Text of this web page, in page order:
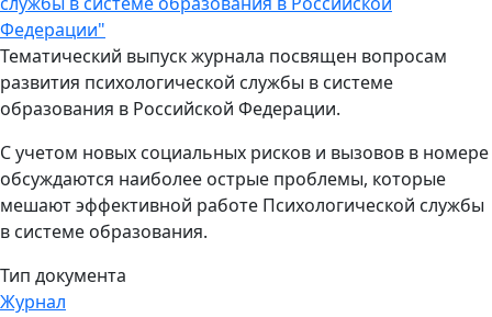
Тематический выпуск журнала посвящен вопросам
развития психологической службы в системе
образования в Российской Федерации.
С учетом новых социальных рисков и вызовов в номере
обсуждаются наиболее острые проблемы, которые
мешают эффективной работе Психологической службы
в системе образования.
Тип документа
Журнал